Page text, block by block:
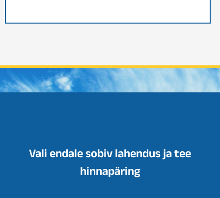
Vali endale sobiv lahendus ja tee
hinnapäring